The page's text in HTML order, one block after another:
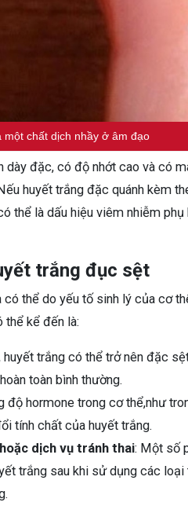
chất dịch nhầy ở âm đạo
đặc, có độ nhớt cao và có
huyết trắng đặc quánh kèm
thể là dấu hiệu viêm nhiễm phụ
trắng đục sệt
thể do yếu tố sinh lý của cơ
thể kể đến là:
huyết trắng có thể trở nên đặc
toàn bình thường.
độ hormone trong cơ thể,như
tính chất của huyết trắng.
dịch vụ tránh thai: Một số
trắng sau khi sử dụng các loại